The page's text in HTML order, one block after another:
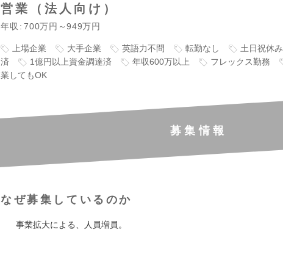
営業（法人向け）
年収 700万円～949万円
上場企業 大手企業 英語力不問 転勤なし 土日祝休み
済
1億円以上資金調達済 年収600万以上 フレックス勤務
業してもOK
募集情報
なぜ募集しているのか
事業拡大による、人員増員。